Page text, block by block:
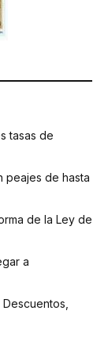
tasas de
peajes de hasta
de la Ley de
a